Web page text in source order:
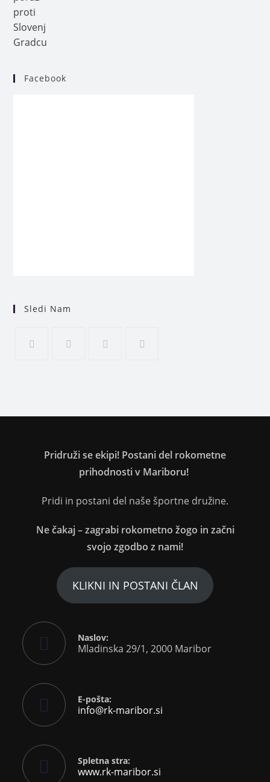
Facebook
Sledi Nam
Pridruži se ekipi! Postani del rokometne
prihodnosti v Mariboru!
Pridi in postani del naše športne družine.
Ne čakaj – zagrabi rokometno žogo in začni
svojo zgodbo z nami!
KLIKNI IN POSTANI ČLAN
Naslov:
Mladinska 29/1, 2000 Maribor
E-pošta:
info@rk-maribor.si
Spletna stra:
www.rk-maribor.si